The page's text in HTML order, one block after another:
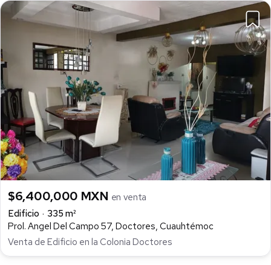
$6,400,000 MXN en venta
Edificio
335 m²
Prol. Angel Del Campo 57, Doctores, Cuauhtémoc
Venta de Edificio en la Colonia Doctores